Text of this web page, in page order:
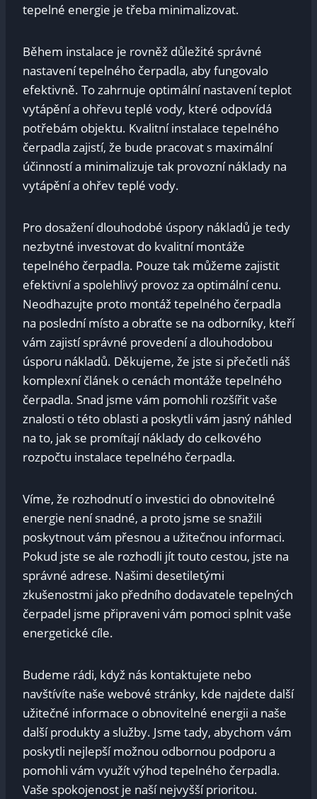
tepelné energie je třeba minimalizovat.
Během instalace je rovněž důležité správné
nastavení tepelného čerpadla, aby fungovalo
efektivně. To zahrnuje optimální nastavení teplot
vytápění a ohřevu teplé vody, které odpovídá
potřebám objektu. Kvalitní instalace tepelného
čerpadla zajistí, že bude pracovat s maximální
účinností a minimalizuje tak provozní náklady na
vytápění a ohřev teplé vody.
Pro dosažení dlouhodobé úspory nákladů je tedy
nezbytné investovat do kvalitní montáže
tepelného čerpadla. Pouze tak můžeme zajistit
efektivní a spolehlivý provoz za optimální cenu.
Neodhazujte proto montáž tepelného čerpadla
na poslední místo a obraťte se na odborníky, kteří
vám zajistí správné provedení a dlouhodobou
úsporu nákladů. Děkujeme, že jste si přečetli náš
komplexní článek o cenách montáže tepelného
čerpadla. Snad jsme vám pomohli rozšířit vaše
znalosti o této oblasti a poskytli vám jasný náhled
na to, jak se promítají náklady do celkového
rozpočtu instalace tepelného čerpadla.
Víme, že rozhodnutí o investici do obnovitelné
energie není snadné, a proto jsme se snažili
poskytnout vám přesnou a užitečnou informaci.
Pokud jste se ale rozhodli jít touto cestou, jste na
správné adrese. Našimi desetiletými
zkušenostmi jako předního dodavatele tepelných
čerpadel jsme připraveni vám pomoci splnit vaše
energetické cíle.
Budeme rádi, když nás kontaktujete nebo
navštívíte naše webové stránky, kde najdete další
užitečné informace o obnovitelné energii a naše
další produkty a služby. Jsme tady, abychom vám
poskytli nejlepší možnou odbornou podporu a
pomohli vám využít výhod tepelného čerpadla.
Vaše spokojenost je naší nejvyšší prioritou.